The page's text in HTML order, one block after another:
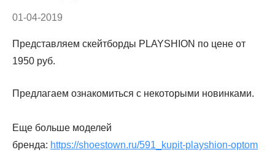
01-04-2019
Представляем скейтборды PLAYSHION по цене от
1950 руб.
Предлагаем ознакомиться с некоторыми новинками.
Еще больше моделей
бренда: https://shoestown.ru/591_kupit-playshion-optom